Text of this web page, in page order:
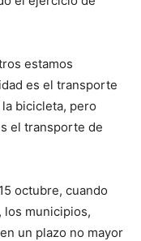
estamos
es el transporte
bicicleta, pero
el transporte de
octubre, cuando
municipios,
un plazo no mayor